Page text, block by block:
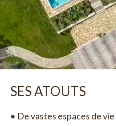
SES ATOUTS
• De vastes espaces de